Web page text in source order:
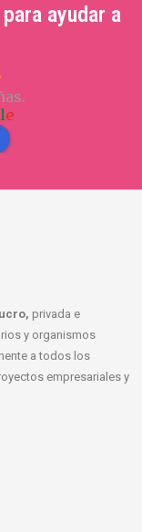
ayudar a
le
privada e
y organismos
a todos los
empresariales y